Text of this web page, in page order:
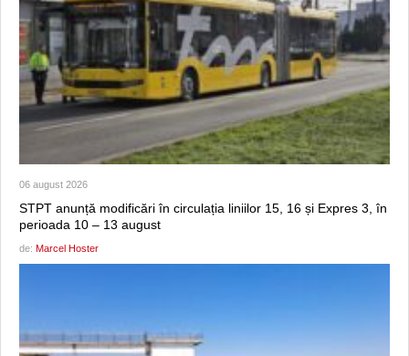
06 august 2026
STPT anunță modificări în circulația liniilor 15, 16 și Expres 3, în
perioada 10 – 13 august
de: Marcel Hoster